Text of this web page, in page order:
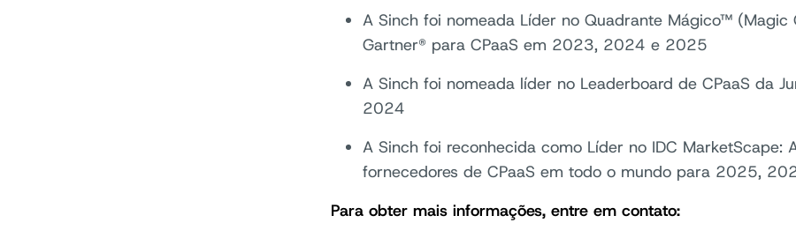
A Sinch foi nomeada Líder no Quadrante Mágico™
Gartner® para CPaaS em 2023, 2024 e 2025
A Sinch foi nomeada líder no Leaderboard de CPaaS da
2024
A Sinch foi reconhecida como Líder no IDC MarketScape:
fornecedores de CPaaS em todo o mundo para 2025,
Para obter mais informações, entre em contato: